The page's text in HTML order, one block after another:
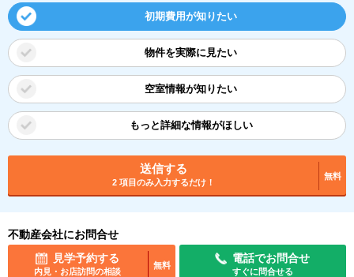
初期費用が知りたい
物件を実際に見たい
空室情報が知りたい
もっと詳細な情報がほしい
送信する
2 項目のみ入力するだけ！
無料
不動産会社にお問合せ
見学予約する
内見・お店訪問の相談
無料
電話でお問合せ
すぐに問合せる